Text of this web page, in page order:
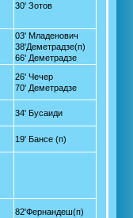
30' Зотов
03' Младенович
38'Деметрадзе(п)
66' Деметрадзе
26' Чечер
70' Деметрадзе
34' Бусаиди
19' Бансе (п)
82'Фернандеш(п)